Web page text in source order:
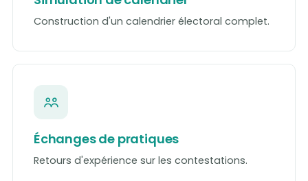
Construction d'un calendrier électoral complet.
Échanges de pratiques
Retours d'expérience sur les contestations.